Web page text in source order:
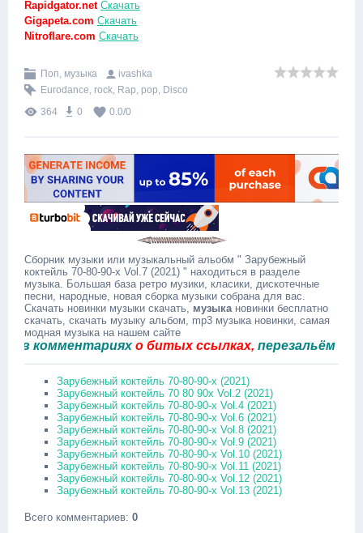
Rapidgator.net Скачать
Gigapeta.com Скачать
Nitroflare.com Скачать
Поп, музыка
ivashka
Eurodance, rock, Rap, pop, Disco
364
0 0.0/0
Сборник музыки или музыкальный альобм " Зарубежный
коктейль 70-80-90-х Vol.7 (2021) " находиться в разделе
музыка. Большая база ретро музики, класики, дискотечные
песни, народные, новая сборка музыки собрана для вас.
Скачать новинки музыки скачать, музыкановинки бесплатно
скачать, скачать музыку альбом, mp3 музыка новинки, самая
модная музыка на нашем сайте
о битых ссылках,перезальём быстро.
Зарубежный коктейль 70-80-90-х (2021)
Зарубежный коктейль 70 80 90х Vol.2 (2021)
Зарубежный коктейль 70-80-90-х Vol.4 (2021)
Зарубежный коктейль 70-80-90-х Vol.6 (2021)
Зарубежный коктейль 70-80-90-х Vol.8 (2021)
Зарубежный коктейль 70-80-90-х Vol.9 (2021)
Зарубежный коктейль 70-80-90-х Vol.10 (2021)
Зарубежный коктейль 70-80-90-х Vol.11 (2021)
Зарубежный коктейль 70-80-90-х Vol.12 (2021)
Зарубежный коктейль 70-80-90-х Vol.13 (2021)
Всего комментариев: 0